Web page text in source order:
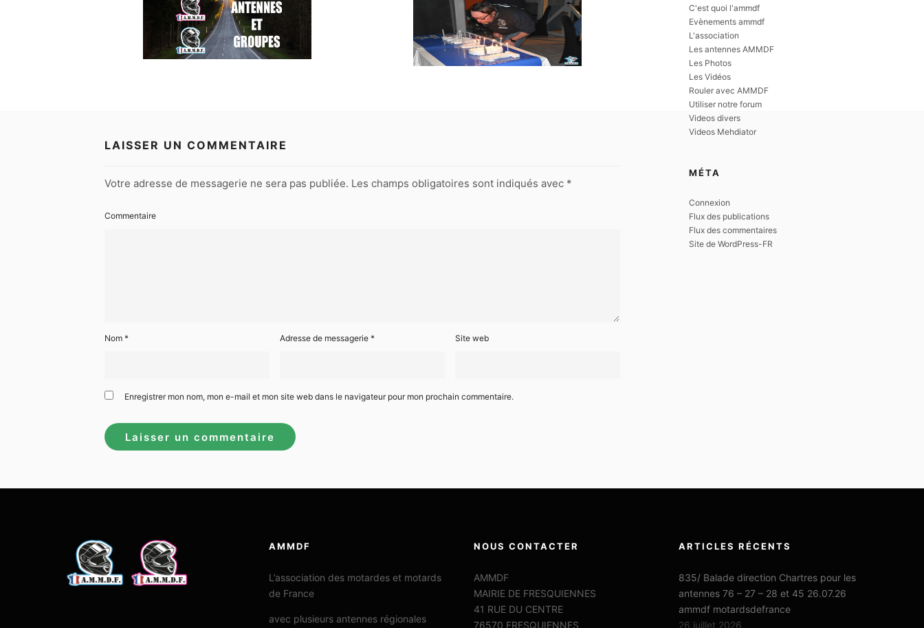
LAISSER UN COMMENTAIRE
Votre adresse de messagerie ne sera pas publiée. Les champs obligatoires sont indiqués avec *
Commentaire
Nom * Adresse de messagerie * Site web
Enregistrer mon nom, mon e-mail et mon site web dans le navigateur pour mon prochain commentaire.
C'est quoi l'ammdf
Evènements ammdf
L'association
Les antennes AMMDF
Les Photos
Les Vidéos
Rouler avec AMMDF
Utiliser notre forum
Videos divers
Videos Mehdiator
MÉTA
Connexion
Flux des publications
Flux des commentaires
Site de WordPress-FR
AMMDF
L’association des motardes et motards
de France
avec plusieurs antennes régionales
NOUS CONTACTER
AMMDF
MAIRIE DE FRESQUIENNES
41 RUE DU CENTRE
76570 FRESQUIENNES
ARTICLES RÉCENTS
835/ Balade direction Chartres pour les
antennes 76 – 27 – 28 et 45 26.07.26
ammdf motardsdefrance
26 juillet 2026